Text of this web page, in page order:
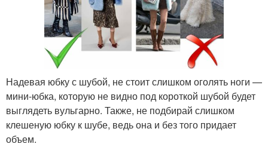
Надевая юбку с шубой, не стоит слишком оголять ноги —
мини-юбка, которую не видно под короткой шубой будет
выглядеть вульгарно. Также, не подбирай слишком
клешеную юбку к шубе, ведь она и без того придает
объем.